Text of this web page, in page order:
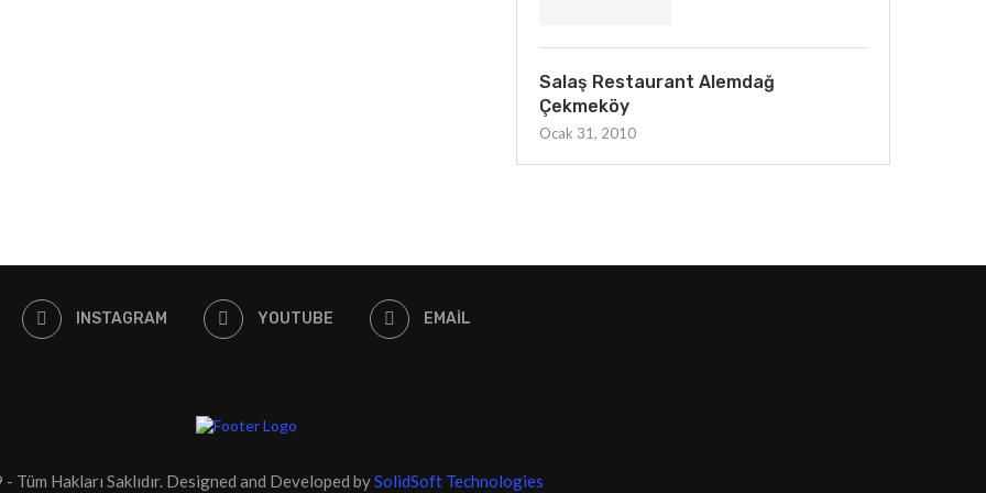
Salaş Restaurant Alemdağ
Çekmeköy
Ocak 31, 2010
INSTAGRAM YOUTUBE EMAIL
Tüm Hakları Saklıdır. Designed and Developed bySolidSoft Technologies